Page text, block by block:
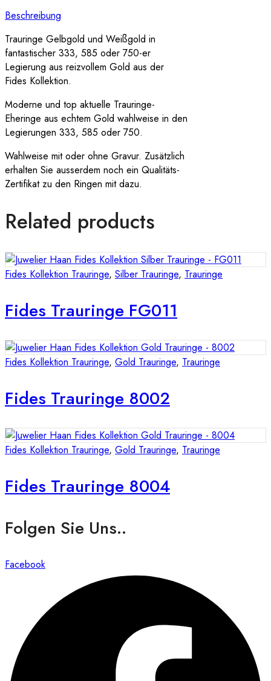
Beschreibung
Trauringe Gelbgold und Weißgold in
fantastischer 333, 585 oder 750-er
Legierung aus reizvollem Gold aus der
Fides Kollektion.
Moderne und top aktuelle Trauringe-
Eheringe aus echtem Gold wahlweise in den
Legierungen 333, 585 oder 750.
Wahlweise mit oder ohne Gravur. Zusätzlich
erhalten Sie ausserdem noch ein Qualitäts-
Zertifikat zu den Ringen mit dazu.
Related products
Fides Kollektion Trauringe, Silber Trauringe, Trauringe
Fides Trauringe FG011
Fides Kollektion Trauringe, Gold Trauringe, Trauringe
Fides Trauringe 8002
Fides Kollektion Trauringe, Gold Trauringe, Trauringe
Fides Trauringe 8004
Folgen Sie Uns..
Facebook